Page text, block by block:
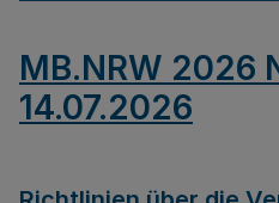
MB.NRW 2026
14.07.2026